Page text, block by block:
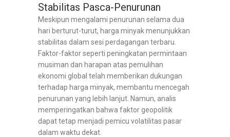
Stabilitas Pasca-Penurunan
Meskipun mengalami penurunan selama dua
hari berturut-turut, harga minyak menunjukkan
stabilitas dalam sesi perdagangan terbaru.
Faktor-faktor seperti peningkatan permintaan
musiman dan harapan atas pemulihan
ekonomi global telah memberikan dukungan
terhadap harga minyak, membantu mencegah
penurunan yang lebih lanjut. Namun, analis
memperingatkan bahwa faktor geopolitik
dapat tetap menjadi pemicu volatilitas pasar
dalam waktu dekat.